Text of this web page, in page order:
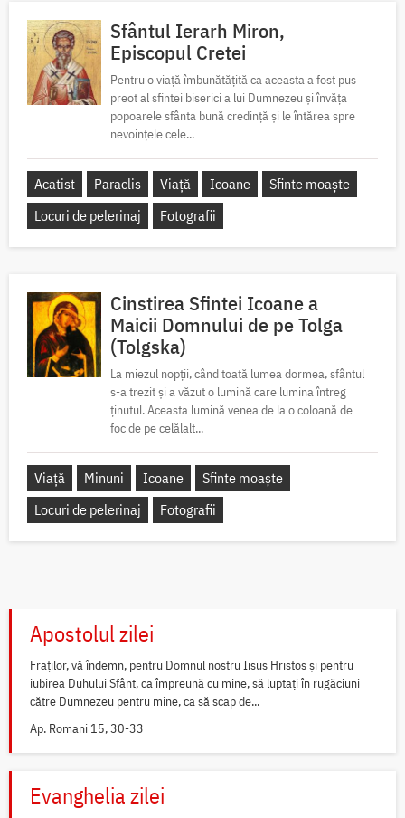
Sfântul Ierarh Miron,
Episcopul Cretei
Pentru o viață îmbunătățită ca aceasta a fost pus
preot al sfintei biserici a lui Dumnezeu și învăța
popoarele sfânta bună credință și le întărea spre
nevoințele cele...
Acatist Paraclis Viață Icoane
Sfinte moaște
Locuri de pelerinaj
Fotografii
Cinstirea Sfintei Icoane a
Maicii Domnului de pe Tolga
(Tolgska)
La miezul nopții, când toată lumea dormea, sfântul
s-a trezit și a văzut o lumină care lumina întreg
ținutul. Aceasta lumină venea de la o coloană de
foc de pe celălalt...
Viață Minuni Icoane
Sfinte moaște
Locuri de pelerinaj
Fotografii
Apostolul zilei
Fraților, vă îndemn, pentru Domnul nostru Iisus Hristos și pentru
iubirea Duhului Sfânt, ca împreună cu mine, să luptați în rugăciuni
către Dumnezeu pentru mine, ca să scap de...
Ap. Romani 15, 30-33
Evanghelia zilei